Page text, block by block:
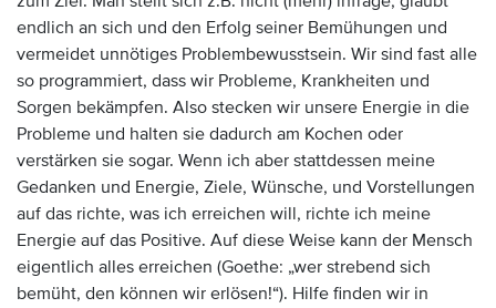
endlich an sich und den Erfolg seiner Bemühungen und
vermeidet unnötiges Problembewusstsein. Wir sind fast alle
so programmiert, dass wir Probleme, Krankheiten und
Sorgen bekämpfen. Also stecken wir unsere Energie in die
Probleme und halten sie dadurch am Kochen oder
verstärken sie sogar. Wenn ich aber stattdessen meine
Gedanken und Energie, Ziele, Wünsche, und Vorstellungen
auf das richte, was ich erreichen will, richte ich meine
Energie auf das Positive. Auf diese Weise kann der Mensch
eigentlich alles erreichen (Goethe: „wer strebend sich
bemüht, den können wir erlösen!“). Hilfe finden wir in